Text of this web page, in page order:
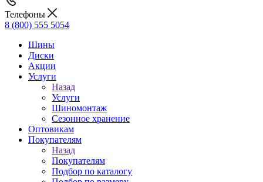
Телефоны
8 (800) 555 5054
Шины
Диски
Акции
Услуги
Назад
Услуги
Шиномонтаж
Сезонное хранение
Оптовикам
Покупателям
Назад
Покупателям
Подбор по каталогу